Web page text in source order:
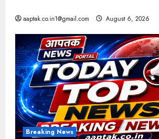
aaptak.co.in1@gmail.com August 6, 2026
Breaking News